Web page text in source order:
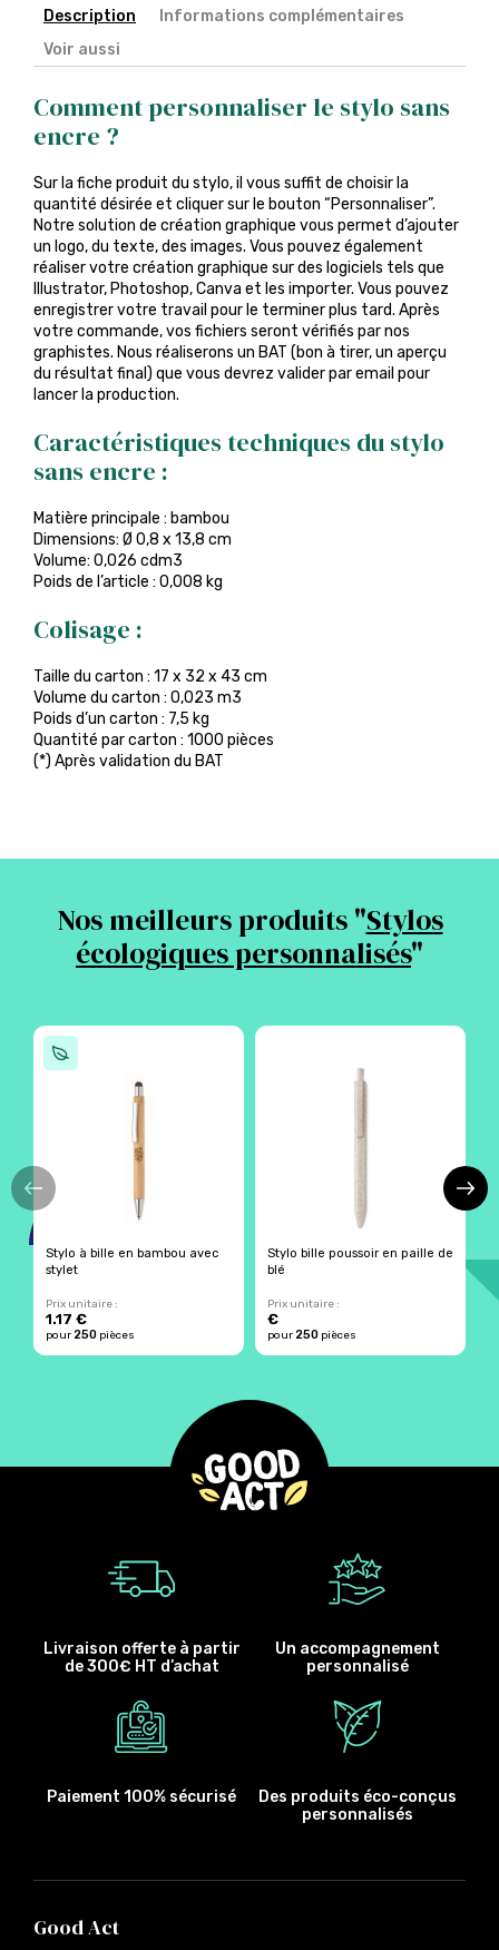
Description
Informations complémentaires
Voir aussi
Comment personnaliser le stylo sans
encre ?
Sur la fiche produit du stylo, il vous suffit de choisir la
quantité désirée et cliquer sur le bouton “Personnaliser”.
Notre solution de création graphique vous permet d’ajouter
un logo, du texte, des images. Vous pouvez également
réaliser votre création graphique sur des logiciels tels que
Illustrator, Photoshop, Canva et les importer. Vous pouvez
enregistrer votre travail pour le terminer plus tard. Après
votre commande, vos fichiers seront vérifiés par nos
graphistes. Nous réaliserons un BAT (bon à tirer, un aperçu
du résultat final) que vous devrez valider par email pour
lancer la production.
Caractéristiques techniques du stylo
sans encre :
Matière principale : bambou
Dimensions: Ø 0,8 x 13,8 cm
Volume: 0,026 cdm3
Poids de l’article : 0,008 kg
Colisage :
Taille du carton : 17 x 32 x 43 cm
Volume du carton : 0,023 m3
Poids d’un carton : 7,5 kg
Quantité par carton : 1000 pièces
(*) Après validation du BAT
Nos meilleurs produits "Stylos
écologiques personnalisés"
Stylo à bille en bambou avec
stylet
Prix unitaire :
1.17 €
pour250 pièces
Stylo bille poussoir en paille de
blé
Prix unitaire :
€
pour250 pièces
Livraison offerte à partir
de 300€ HT d’achat
Un accompagnement
personnalisé
Paiement 100% sécurisé
Des produits éco-conçus
personnalisés
Good Act